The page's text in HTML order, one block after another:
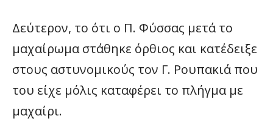
Δεύτερον, το ότι ο Π. Φύσσας μετά το
μαχαίρωμα στάθηκε όρθιος και κατέδειξε
στους αστυνομικούς τον Γ. Ρουπακιά που
του είχε μόλις καταφέρει το πλήγμα με
μαχαίρι.